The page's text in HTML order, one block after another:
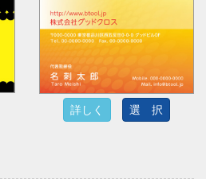
詳しく 選 択